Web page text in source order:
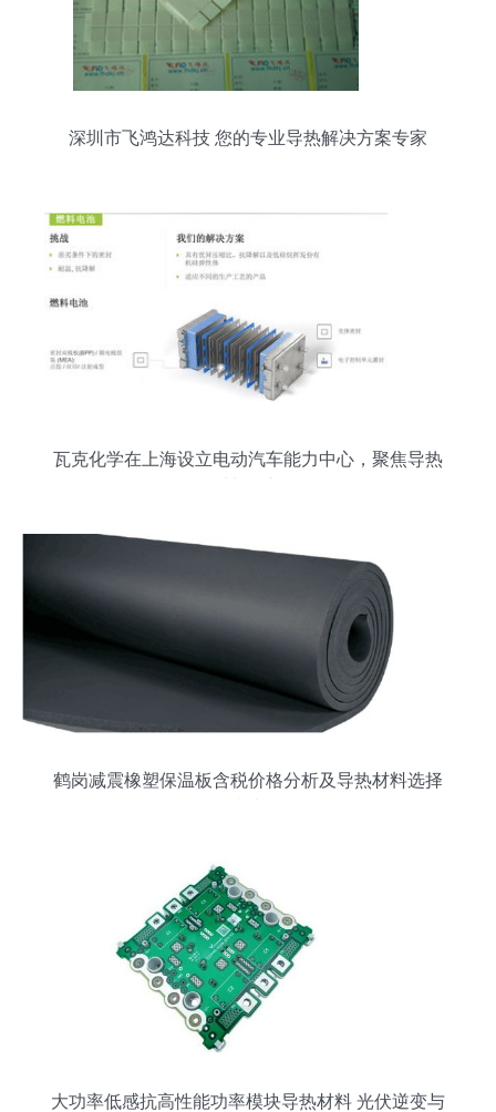
深圳市飞鸿达科技 您的专业导热解决方案专家
瓦克化学在上海设立电动汽车能力中心，聚焦导热
鹤岗减震橡塑保温板含税价格分析及导热材料选择
大功率低感抗高性能功率模块导热材料 光伏逆变与